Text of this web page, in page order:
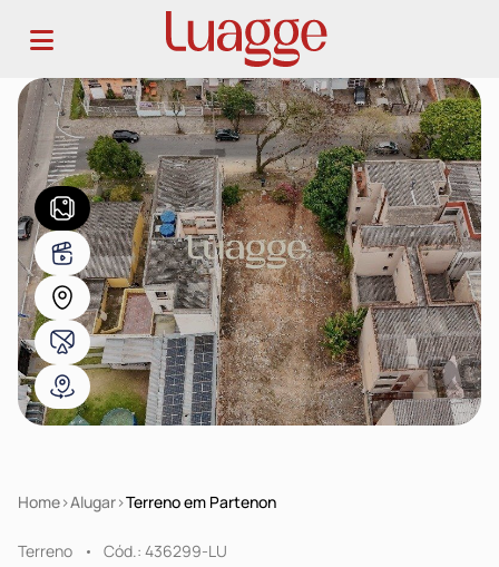
Home Alugar Terreno em Partenon
Terreno Cód.: 436299-LU